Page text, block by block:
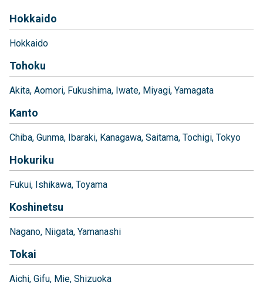
Hokkaido
Hokkaido
Tohoku
Akita Aomori Fukushima Iwate Miyagi Yamagata
Kanto
Chiba Gunma Ibaraki Kanagawa Saitama Tochigi Tokyo
Hokuriku
Fukui Ishikawa Toyama
Koshinetsu
Nagano Niigata Yamanashi
Tokai
Aichi Gifu Mie Shizuoka